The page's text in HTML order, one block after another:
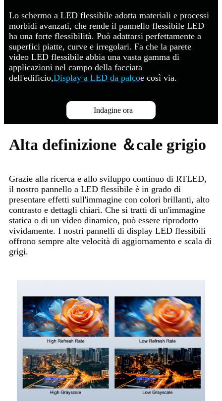
Lo schermo a LED flessibile adotta materiali e processi
morbidi avanzati, che rende il pannello flessibile LED
ha una forte flessibilità. Può adattarsi perfettamente a
superfici piatte, curve e irregolari. Fa che la parete
video LED flessibile abbia una vasta gamma di
applicazioni nel campo della facciata
dell'edificio,Display a LED da palcoe così via.
Indagine ora
Alta definizione ＆cale grigio
Grazie alla ricerca e allo sviluppo continuo di RTLED,
il nostro pannello a LED flessibile è in grado di
presentare effetti sull'immagine con colori brillanti, alto
contrasto e dettagli chiari. Che si tratti di un'immagine
statica o di un video dinamico, può essere riprodotto
vividamente. I nostri pannelli di display LED flessibili
offrono sempre alte velocità di aggiornamento e scala di
grigi.